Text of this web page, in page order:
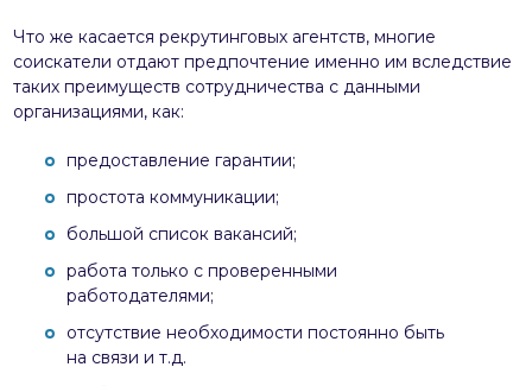
Что же касается рекрутинговых агентств, многие
соискатели отдают предпочтение именно им вследствие
таких преимуществ сотрудничества с данными
организациями, как:
предоставление гарантии;
простота коммуникации;
большой список вакансий;
работа только с проверенными
работодателями;
отсутствие необходимости постоянно быть
на связи и т.д.